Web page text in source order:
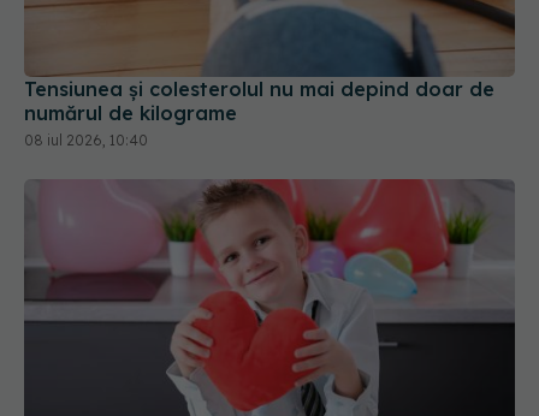
Tensiunea și colesterolul nu mai depind doar de
numărul de kilograme
08 iul 2026, 10:40